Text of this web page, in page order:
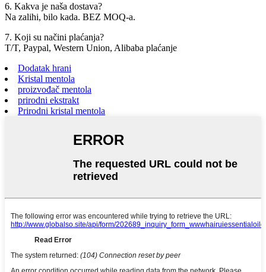
6. Kakva je naša dostava?
Na zalihi, bilo kada. BEZ MOQ-a.
7. Koji su načini plaćanja?
T/T, Paypal, Western Union, Alibaba plaćanje
Dodatak hrani
Kristal mentola
proizvođač mentola
prirodni ekstrakt
Prirodni kristal mentola